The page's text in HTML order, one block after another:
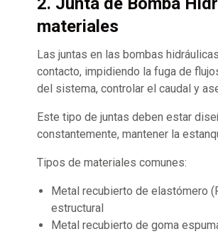
materiales
Las juntas en las bombas
contacto, impidiendo la fuga de
del sistema, controlar el caudal y
Este tipo de juntas deben estar
constantemente, mantener la
Tipos de materiales comunes:
Metal recubierto de elastómero
estructural
Metal recubierto de goma